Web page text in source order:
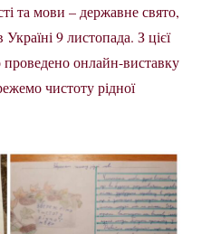
та мови – державне свято,
9 листопада. З цієї
онлайн-виставку
чистоту рідної